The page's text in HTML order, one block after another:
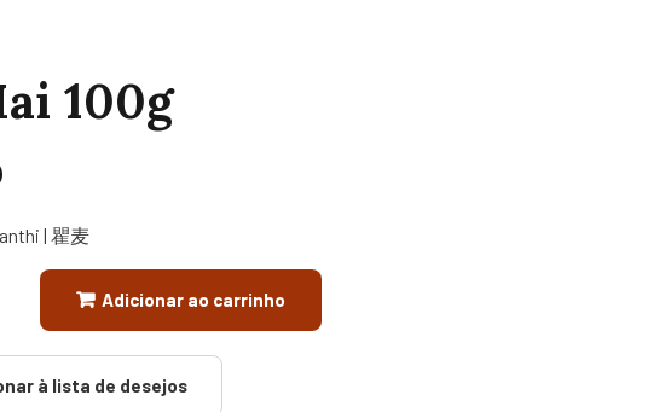
100g
| 瞿麦
Adicionar ao carrinho
à lista de desejos